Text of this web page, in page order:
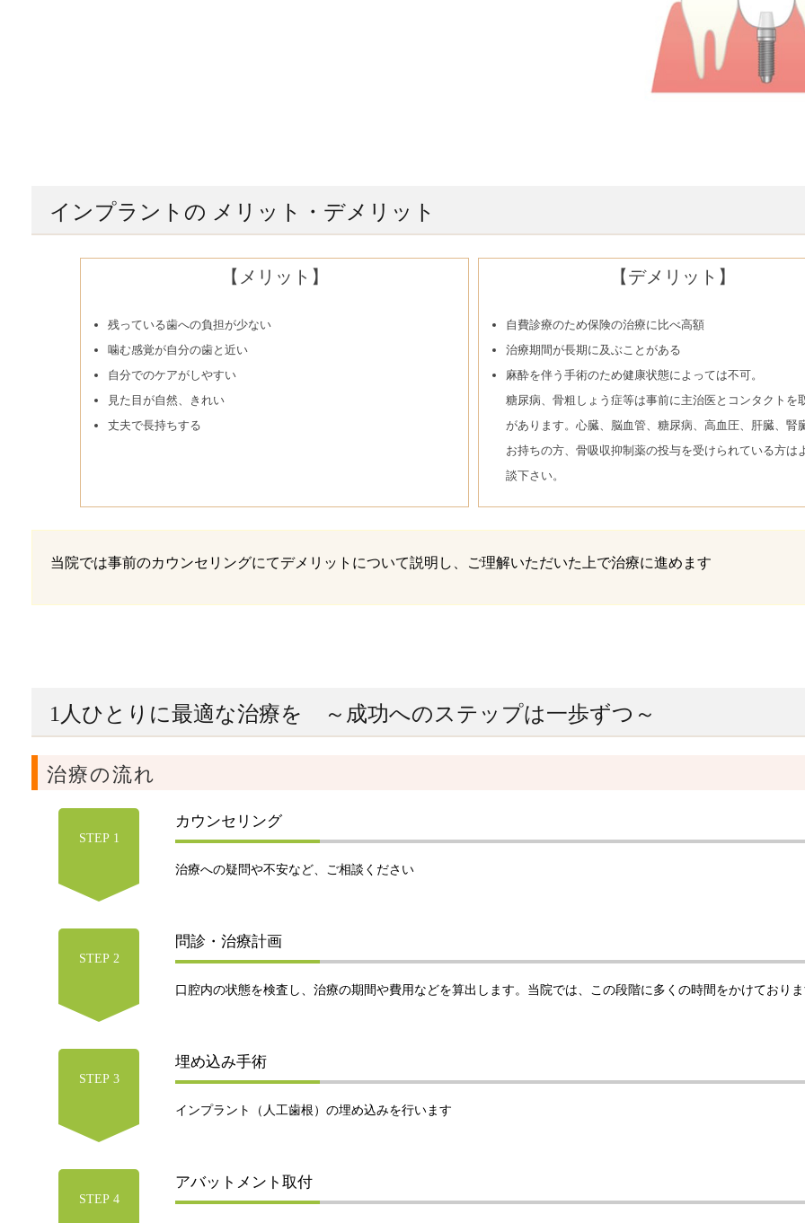
インプラントの メリット・デメリット
【メリット】
残っている歯への負担が少ない
噛む感覚が自分の歯と近い
自分でのケアがしやすい
見た目が自然、きれい
丈夫で長持ちする
【デメリット】
自費診療のため保険の治療に比べ高額
治療期間が長期に及ぶことがある
麻酔を伴う手術のため健康状態によっては不可。
糖尿病、骨粗しょう症等は事前に主治医とコンタクトを
があります。心臓、脳血管、糖尿病、高血圧、肝臓、腎
お持ちの方、骨吸収抑制薬の投与を受けられている方は
談下さい。
当院では事前のカウンセリングにてデメリットについて説明し、ご理解いただいた上で治療に進めます
1人ひとりに最適な治療を ～成功へのステップは一歩ずつ～
治療の流れ
STEP 1
カウンセリング
治療への疑問や不安など、ご相談ください
STEP 2
問診・治療計画
口腔内の状態を検査し、治療の期間や費用などを算出します。当院では、この段階に多くの時間をかけており
STEP 3
埋め込み手術
インプラント（人工歯根）の埋め込みを行います
STEP 4
アバットメント取付